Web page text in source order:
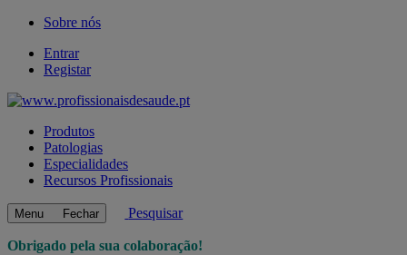
Sobre nós
Entrar
Registar
Produtos
Patologias
Especialidades
Recursos Profissionais
Menu Fechar Pesquisar
Obrigado pela sua colaboração!